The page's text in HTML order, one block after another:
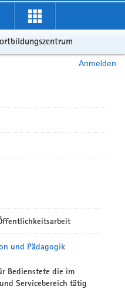
Anmelden
und Pädagogik
Bedienstete die im
Servicebereich tätig